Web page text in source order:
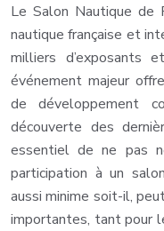
Le Salon Nautique de
nautique française et
milliers d’exposants
événement majeur
de développement
découverte des
essentiel de ne pas
participation à un
aussi minime soit-il,
importantes, tant pour